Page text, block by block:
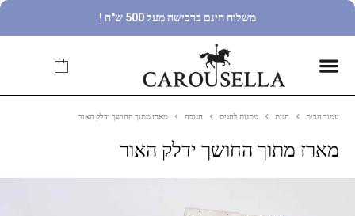
משלוח חינם ברכישה מעל 500 ש"ח !
עמוד הבית חנות מתנות לחגים חנוכה מארז מתוך החושך ידלק האור
מארז מתוך החושך ידלק האור